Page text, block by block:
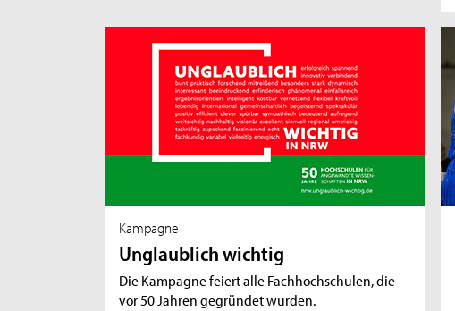
Kampagne
Unglaublich wichtig
Die Kampagne feiert alle Fachhochschulen, die
vor 50 Jahren gegründet wurden.